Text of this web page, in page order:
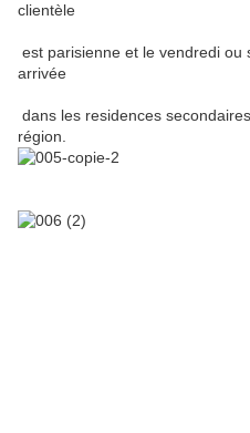
clientèle
est parisienne et le vendredi ou
arrivée
dans les residences
région.